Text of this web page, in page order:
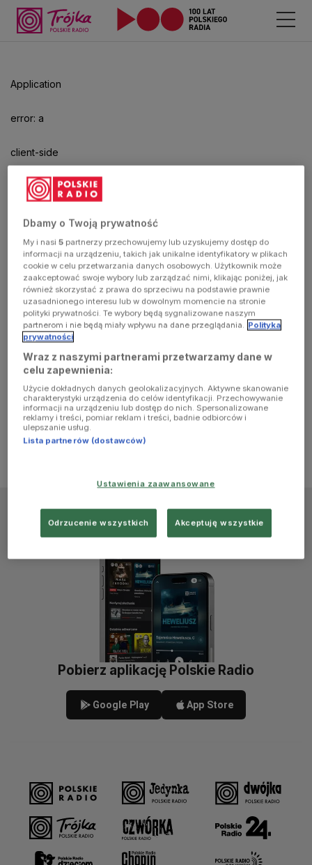
Application
error: a
client-side
exception
has
occurred
(see the
browser
console for
more
information)
aby
odtwarzać.
Pobierz aplikację Polskie Radio
Google Play App Store
Dbamy o Twoją prywatność
My i nasi5 partnerzy przechowujemy lub uzyskujemy dostęp do
informacji na urządzeniu, takich jak unikalne identyfikatory w plikach
cookie w celu przetwarzania danych osobowych. Użytkownik może
zaakceptować swoje wybory lub zarządzać nimi, klikając poniżej, jak
również skorzystać z prawa do sprzeciwu na podstawie prawnie
uzasadnionego interesu lub w dowolnym momencie na stronie
polityki prywatności. Te wybory będą sygnalizowane naszym
partnerom i nie będą miały wpływu na dane przeglądania. Polityka
prywatności
Wraz z naszymi partnerami przetwarzamy dane w
celu zapewnienia:
Użycie dokładnych danych geolokalizacyjnych. Aktywne skanowanie
charakterystyki urządzenia do celów identyfikacji. Przechowywanie
informacji na urządzeniu lub dostęp do nich. Spersonalizowane
reklamy i treści, pomiar reklam i treści, badnie odbiorców i
ulepszanie usług.
Lista partnerów (dostawców)
Ustawienia zaawansowane
Odrzucenie wszystkich Akceptuję wszystkie